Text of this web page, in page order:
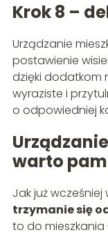
Krok 8 –
Urządzanie
postawienie
dzięki dodatkom
wyraziste i
o odpowiedniej
warto
Jak już
trzymanie się
to do mieszkania